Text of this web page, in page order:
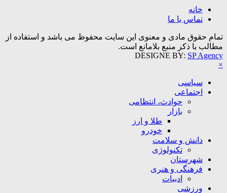
خانه
تماس با ما
تمام حقوق مادی و معنوی این سایت محفوظ می باشد و استفاده از
مطالب با ذکر منبع بلامانع است.
DESIGNE BY: SP Agency
×
سیاسی
اجتماعی
حوادث، انتظامی
بازار
طلا و ارز
خودرو
دانش و سلامت
تکنولوژی
شهرستان
فرهنگی و هنری
ادبیات
ورزشی